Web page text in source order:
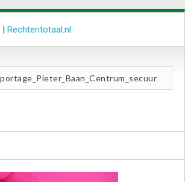
| Rechtentotaal.nl